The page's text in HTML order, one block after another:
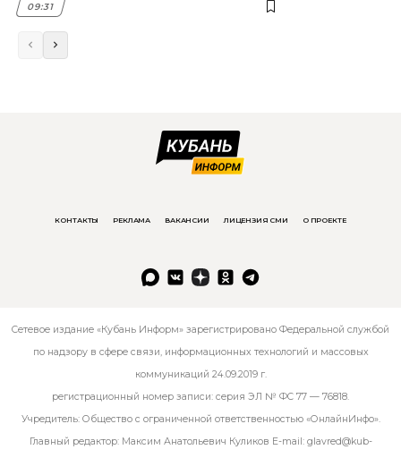
09:31
КОНТАКТЫ РЕКЛАМА ВАКАНСИИ ЛИЦЕНЗИЯ СМИ О ПРОЕКТЕ
Сетевое издание «Кубань Информ» зарегистрировано Федеральной службой
по надзору в сфере связи, информационных технологий и массовых
коммуникаций 24.09.2019 г.
регистрационный номер записи: серия ЭЛ № ФС 77 — 76818.
Учредитель: Общество с ограниченной ответственностью «ОнлайнИнфо».
Главный редактор: Максим Анатольевич Куликов E-mail: glavred@kub-